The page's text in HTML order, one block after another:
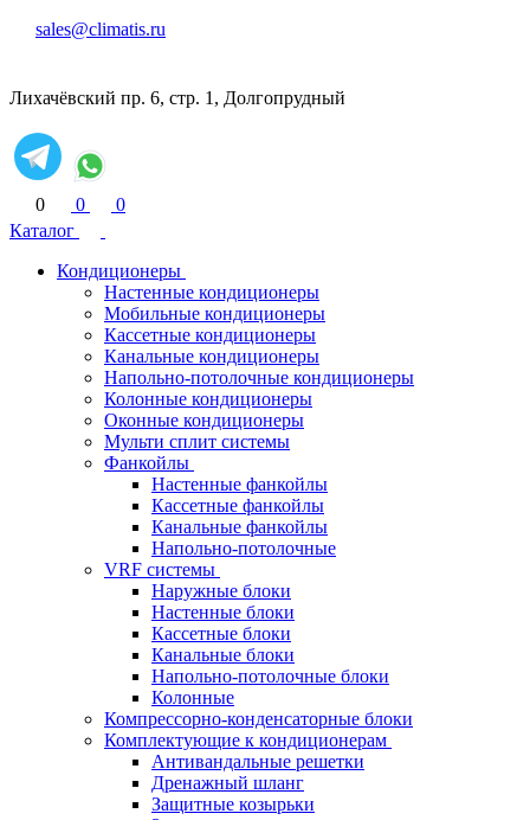
sales@climatis.ru
Лихачёвский пр. 6, стр. 1, Долгопрудный
0 0
0
Каталог
Кондиционеры
Настенные кондиционеры
Мобильные кондиционеры
Кассетные кондиционеры
Канальные кондиционеры
Напольно-потолочные кондиционеры
Колонные кондиционеры
Оконные кондиционеры
Мульти сплит системы
Фанкойлы
Настенные фанкойлы
Кассетные фанкойлы
Канальные фанкойлы
Напольно-потолочные
VRF системы
Наружные блоки
Настенные блоки
Кассетные блоки
Канальные блоки
Напольно-потолочные блоки
Колонные
Компрессорно-конденсаторные блоки
Комплектующие к кондиционерам
Антивандальные решетки
Дренажный шланг
Защитные козырьки